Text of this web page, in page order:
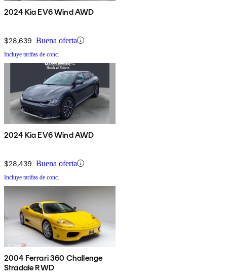
2024 Kia EV6 Wind AWD
$28,639 Buena oferta
Incluye tarifas de conc.
2024 Kia EV6 Wind AWD
$28,439 Buena oferta
Incluye tarifas de conc.
2004 Ferrari 360 Challenge
Stradale RWD